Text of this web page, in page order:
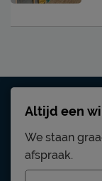
Altijd een
We staan
afspraak.